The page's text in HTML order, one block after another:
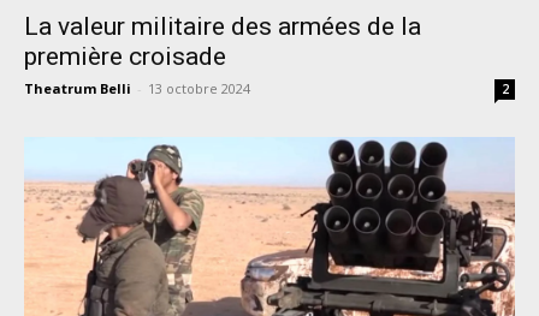
La valeur militaire des armées de la
première croisade
Theatrum Belli - 13 octobre 2024 2